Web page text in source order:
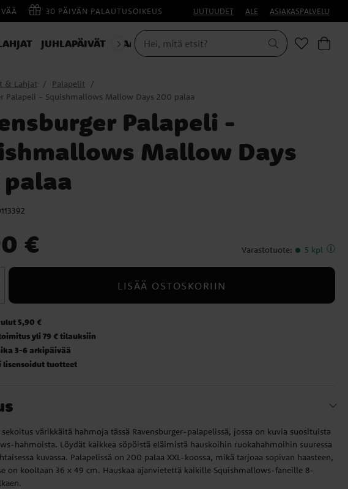
30 PÄIVÄN PALAUTUSOIKEUS UUTUUDET ALE ASIAKASPALVELU
JUHLAPÄIVÄT NAAMIAISET HALLOWEEN
& Lahjat
Palapelit
Palapeli - Squishmallows Mallow Days 200 palaa
Palapeli -
Mallow Days
€ Varastotuote: 5 kpl
LISÄÄ OSTOSKORIIN
5,90 €
yli 79 € tilauksiin
3-6 arkipäivää
lisensoidut tuotteet
sekoitus värikkäitä hahmoja tässä Ravensburger-palapelissä, jossa on kuvia suosituista
hahmoista. Löydät kaikkea söpöistä eläimistä hauskoihin ruokahahmoihin suuressa
kuvassa. Palapelissä on 200 palaa XXL-koossa, mikä tarjoaa sopivan haasteen,
on kooltaan 36 x 49 cm. Hauskaa ajanvietettä kaikille Squishmallows-faneille 8-